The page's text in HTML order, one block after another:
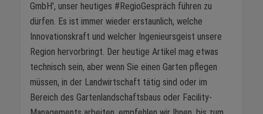
GmbH', unser heutiges #RegioGespräch führen zu
dürfen. Es ist immer wieder erstaunlich, welche
Innovationskraft und welcher Ingenieursgeist unsere
Region hervorbringt. Der heutige Artikel mag etwas
technisch sein, aber wenn Sie einen Garten pflegen
müssen, in der Landwirtschaft tätig sind oder im
Bereich des Gartenlandschaftsbaus oder Facility-